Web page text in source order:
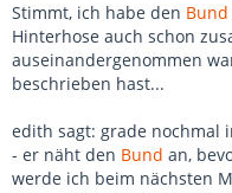
Stimmt, ich habe den Bund
Hinterhose auch schon
auseinandergenommen
beschrieben hast...
edith sagt: grade nochmal
- er näht den Bund an,
werde ich beim nächsten